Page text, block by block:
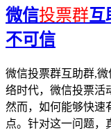
微信投票群互
不可信
微信投票群互助群,
络时代，微信投票活
然而，如何能够快速
点。针对这一问题，